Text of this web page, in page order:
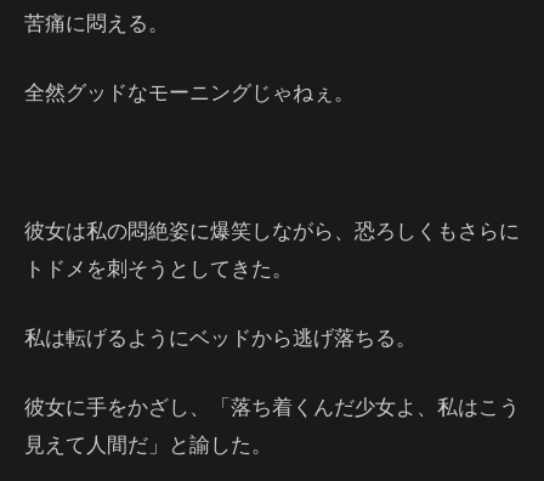
苦痛に悶える。
全然グッドなモーニングじゃねぇ。
彼女は私の悶絶姿に爆笑しながら、恐ろしくもさらに
トドメを刺そうとしてきた。
私は転げるようにベッドから逃げ落ちる。
彼女に手をかざし、「落ち着くんだ少女よ、私はこう
見えて人間だ」と諭した。